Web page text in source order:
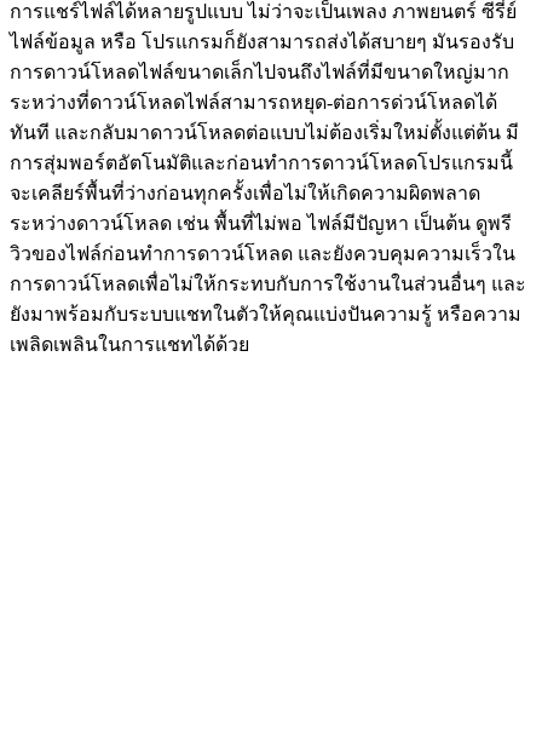
การแชร์ไฟล์ได้หลายรูปแบบ ไม่ว่าจะเป็นเพลง ภาพยนตร์ ซีรี่ย์
ไฟล์ข้อมูล หรือ โปรแกรมก็ยังสามารถส่งได้สบายๆ มันรองรับ
การดาวน์โหลดไฟล์ขนาดเล็กไปจนถึงไฟล์ที่มีขนาดใหญ่มาก
ระหว่างที่ดาวน์โหลดไฟล์สามารถหยุด-ต่อการด่วน์โหลดได้
ทันที และกลับมาดาวน์โหลดต่อแบบไม่ต้องเริ่มใหม่ตั้งแต่ต้น มี
การสุ่มพอร์ตอัตโนมัติและก่อนทำการดาวน์โหลดโปรแกรมนี้
จะเคลียร์พื้นที่ว่างก่อนทุกครั้งเพื่อไม่ให้เกิดความผิดพลาด
ระหว่างดาวน์โหลด เช่น พื้นที่ไม่พอ ไฟล์มีปัญหา เป็นต้น ดูพรี
วิวของไฟล์ก่อนทำการดาวน์โหลด และยังควบคุมความเร็วใน
การดาวน์โหลดเพื่อไม่ให้กระทบกับการใช้งานในส่วนอื่นๆ และ
ยังมาพร้อมกับระบบแชทในตัวให้คุณแบ่งปันความรู้ หรือความ
เพลิดเพลินในการแชทได้ด้วย